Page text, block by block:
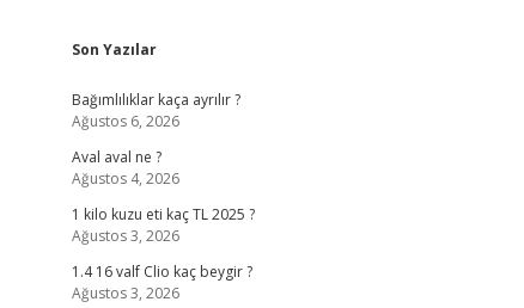
Sidebar
Son Yazılar
Bağımlılıklar kaça ayrılır ?
Ağustos 6, 2026
Aval aval ne ?
Ağustos 4, 2026
1 kilo kuzu eti kaç TL 2025 ?
Ağustos 3, 2026
1.4 16 valf Clio kaç beygir ?
Ağustos 3, 2026